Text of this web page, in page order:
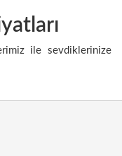
ile sevdiklerinize